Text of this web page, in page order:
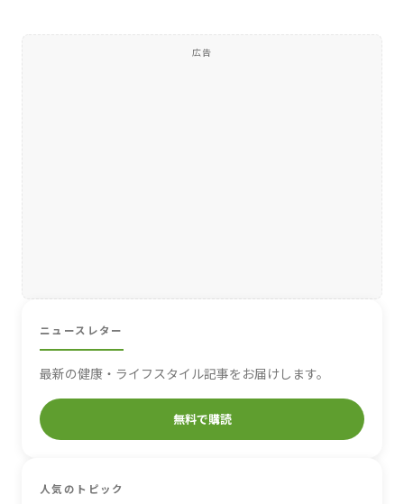
広告
ニュースレター
最新の健康・ライフスタイル記事をお届けします。
無料で購読
人気のトピック